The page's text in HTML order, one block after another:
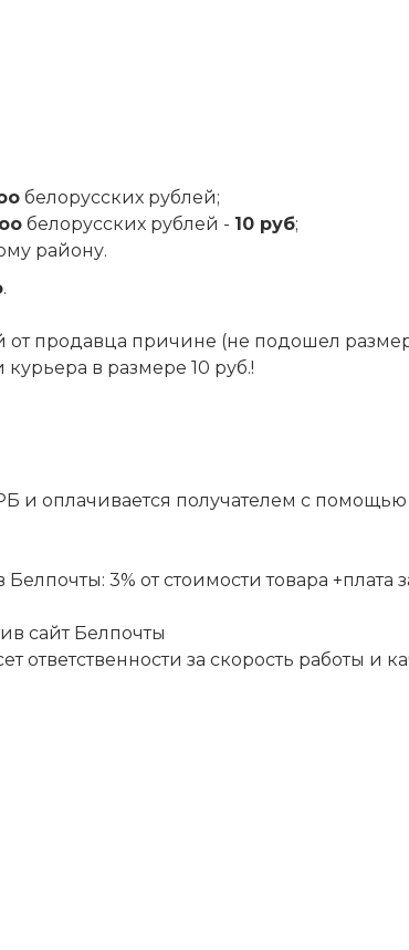
белорусских рублей;
белорусских рублей - 10 руб;
району.
.
от продавца причине (не подошел
в размере 10 руб.!
и оплачивается получателем с
3% от стоимости товара +плата
сайт Белпочты
ответственности за скорость работы и